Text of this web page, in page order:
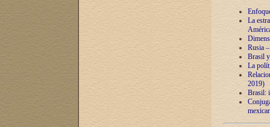
La
Rusia
Brasil
La
2019)
Brasil: